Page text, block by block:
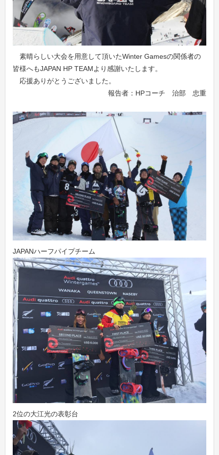
素晴らしい大会を用意して頂いたWinter Gamesの関係者の
皆様へもJAPAN HP TEAMより感謝いたします。
応援ありがとうございました。
報告者：HPコーチ 治部 忠重
JAPANハーフパイプチーム
2位の大江光の表彰台